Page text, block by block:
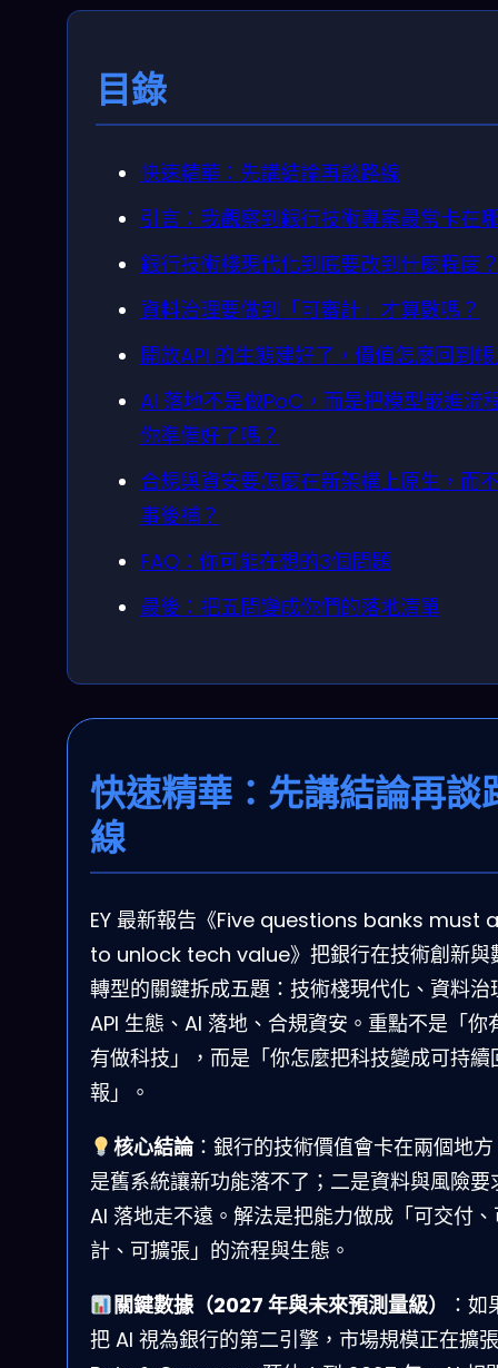
目錄
快速精華：先講結論再談路線
引言：我觀察到銀行技術專案最常卡在
銀行技術棧現代化到底要改到什麼程度
資料治理要做到「可審計」才算數嗎？
開放API 的生態建好了，價值怎麼回到
AI 落地不是做PoC，而是把模型嵌進流
你準備好了嗎？
合規與資安要怎麼在新架構上原生，而
事後補？
FAQ：你可能在想的3個問題
最後：把五問變成你們的落地清單
快速精華：先講結論再談
線
EY 最新報告《Five questions banks must
to unlock tech value》把銀行在技術創新與
轉型的關鍵拆成五題：技術棧現代化、資料治
API 生態、AI 落地、合規資安。重點不是「你
有做科技」，而是「你怎麼把科技變成可持續
報」。
核心結論：銀行的技術價值會卡在兩個地
是舊系統讓新功能落不了；二是資料與風險要
AI 落地走不遠。解法是把能力做成「可交付
計、可擴張」的流程與生態。
關鍵數據（2027 年與未來預測量級）
：如
把 AI 視為銀行的第二引擎，市場規模正在擴